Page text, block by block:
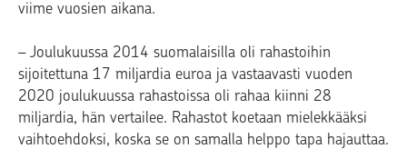
viime vuosien aikana.
– Joulukuussa 2014 suomalaisilla oli rahastoihin
sijoitettuna 17 miljardia euroa ja vastaavasti vuoden
2020 joulukuussa rahastoissa oli rahaa kiinni 28
miljardia, hän vertailee. Rahastot koetaan mielekkääksi
vaihtoehdoksi, koska se on samalla helppo tapa hajauttaa.